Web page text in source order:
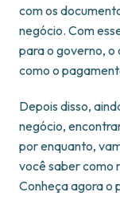
com os
negócio. Com
para o governo,
como o
Depois disso,
negócio,
por enquanto,
você saber como
Conheça agora o